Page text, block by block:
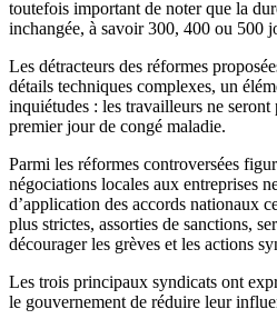
toutefois important de noter que la
inchangée, à savoir 300, 400 ou 500
Les détracteurs des réformes
détails techniques complexes, un
inquiétudes : les travailleurs ne
premier jour de congé maladie.
Parmi les réformes controversées
négociations locales aux entreprises
d’application des accords nationaux
plus strictes, assorties de sanctions,
décourager les grèves et les actions
Les trois principaux syndicats ont
le gouvernement de réduire leur